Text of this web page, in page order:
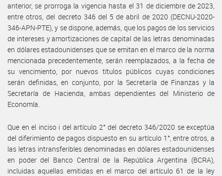
anterior, se prorroga la vigencia hasta el 31 de diciembre de 2023,
entre otros, del decreto 346 del 5 de abril de 2020 (DECNU-2020-
346-APN-PTE), y se dispone, además, que los pagos de los servicios
de intereses y amortizaciones de capital de las letras denominadas
en dólares estadounidenses que se emitan en el marco de la norma
mencionada precedentemente, serán reemplazados, a la fecha de
su vencimiento, por nuevos títulos públicos cuyas condiciones
serán definidas, en conjunto, por la Secretaría de Finanzas y la
Secretaría de Hacienda, ambas dependientes del Ministerio de
Economía.
Que en el inciso i del artículo 2° del decreto 346/2020 se exceptúa
del diferimiento de pagos dispuesto en su artículo 1°, entre otros, a
las letras intransferibles denominadas en dólares estadounidenses
en poder del Banco Central de la República Argentina (BCRA),
incluidas aquellas emitidas en el marco del artículo 61 de la ley